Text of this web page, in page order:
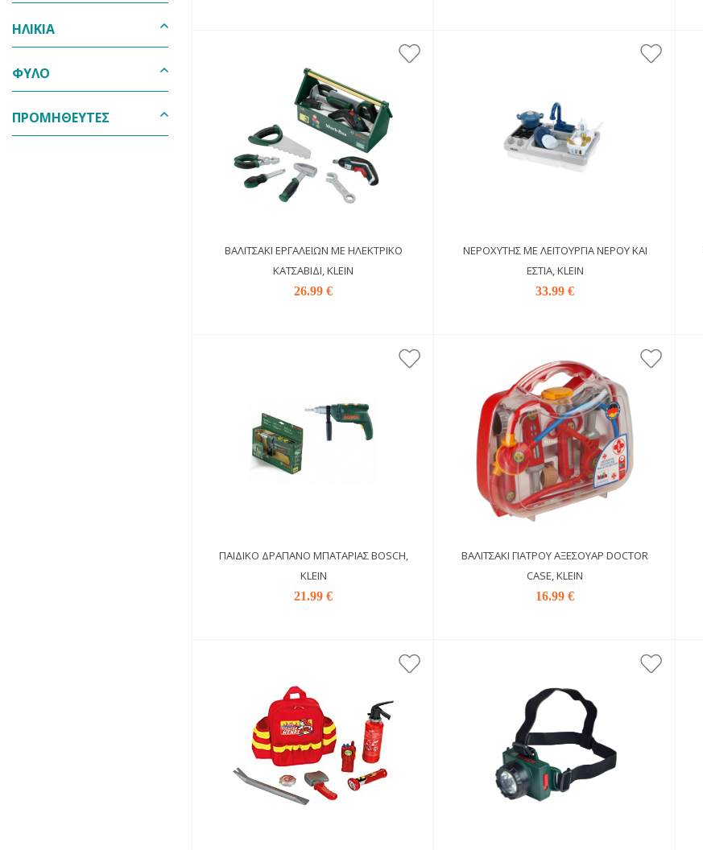
ΗΛΙΚΊΑ
ΦΎΛΟ
ΠΡΟΜΗΘΕΥΤΈΣ
ΒΑΛΙΤΣΆΚΙ ΕΡΓΑΛΕΊΩΝ ΜΕ ΗΛΕΚΤΡΙΚΌ
ΚΑΤΣΑΒΊΔΙ, KLEIN
26.99 €
ΝΕΡΟΧΎΤΗΣ ΜΕ ΛΕΙΤΟΥΡΓΊΑ ΝΕΡΟΎ ΚΑΙ
ΕΣΤΊΑ, KLEIN
33.99 €
ΠΑΙΔΙΚΌ ΔΡΆΠΑΝΟ ΜΠΑΤΑΡΊΑΣ BOSCH,
KLEIN
21.99 €
ΒΑΛΙΤΣΆΚΙ ΓΙΑΤΡΟΎ ΑΞΕΣΟΥΆΡ DOCTOR
CASE, KLEIN
16.99 €